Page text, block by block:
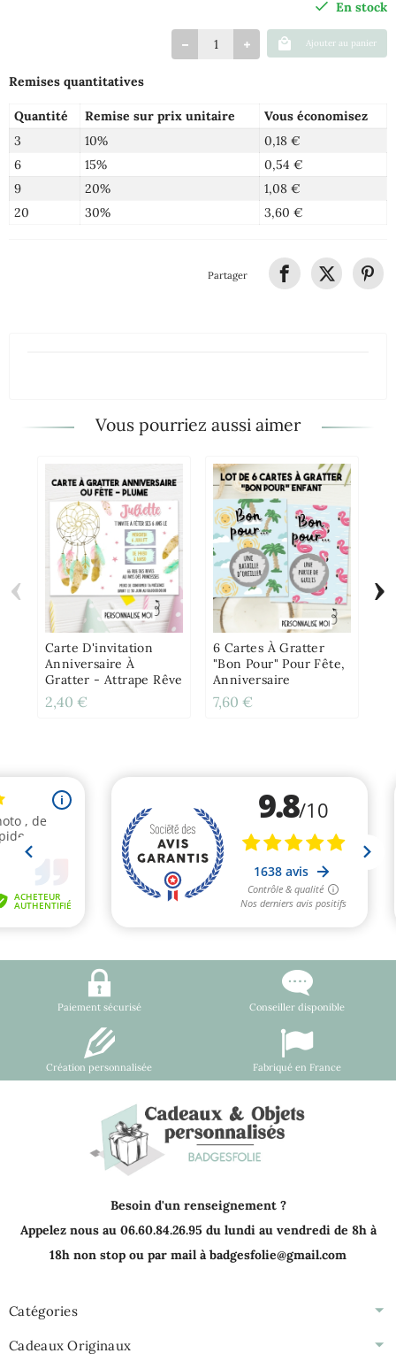
En stock
Ajouter au panier
Remises quantitatives
Quantité Remise sur prix unitaire
Vous économisez
3
10%
0,18 €
6
15%
0,54 €
9
20%
1,08 €
20
30% 3,60 €
Partager
Vous pourriez aussi aimer
Carte D'invitation
Anniversaire À
Gratter - Attrape Rêve
2,40 €
6 Cartes À Gratter
"Bon Pour" Pour Fête,
Anniversaire
7,60 €
‹ ›
Paiement sécurisé Conseiller disponible
Création personnalisée Fabriqué en France
Besoin d'un renseignement ?
Appelez nous au 06.60.84.26.95 du lundi au vendredi de 8h à
18h non stop ou par mail à badgesfolie@gmail.com
Catégories
Cadeaux Originaux